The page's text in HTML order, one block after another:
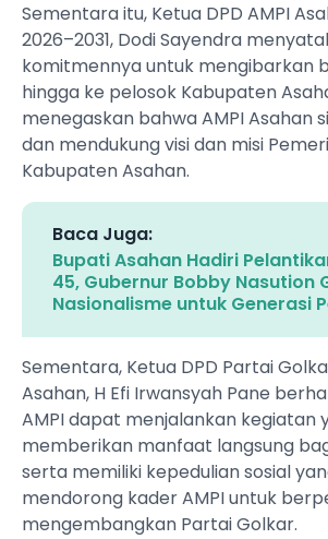
Sementara itu, Ketua DPD AMPI
2026–2031, Dodi Sayendra
komitmennya untuk mengibarkan
hingga ke pelosok Kabupaten
menegaskan bahwa AMPI Asahan
dan mendukung visi dan misi
Kabupaten Asahan.
Baca Juga:
Bupati Asahan Hadiri
45, Gubernur Bobby Nasution
Nasionalisme untuk Generasi
Sementara, Ketua DPD Partai
Asahan, H Efi Irwansyah Pane
AMPI dapat menjalankan kegiatan
memberikan manfaat langsung
serta memiliki kepedulian sosial
mendorong kader AMPI untuk
mengembangkan Partai Golkar.